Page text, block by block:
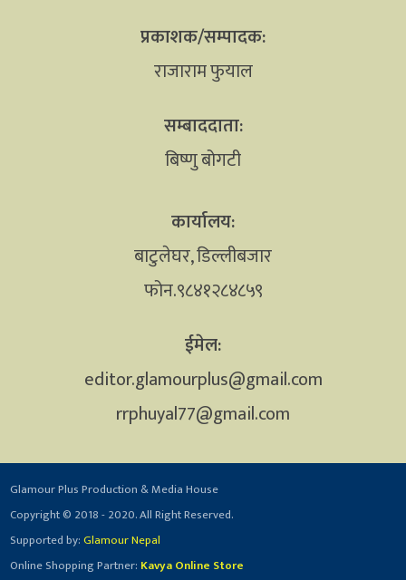
प्रकाशक/सम्पादक:
राजाराम फुयाल
सम्बाददाता:
बिष्णु बोगटी
कार्यालय:
बाटुलेघर, डिल्लीबजार
फोन.९८४१२८४८५९
ईमेल:
editor.glamourplus@gmail.com
rrphuyal77@gmail.com
Glamour Plus Production & Media House
Copyright © 2018 - 2020. All Right Reserved.
Supported by:Glamour Nepal
Online Shopping Partner: Kavya Online Store